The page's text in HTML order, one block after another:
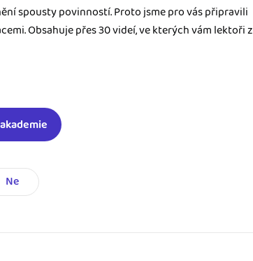
spousty povinností. Proto jsme pro vás připravili
Obsahuje přes 30 videí, ve kterých vám lektoři z
Ne